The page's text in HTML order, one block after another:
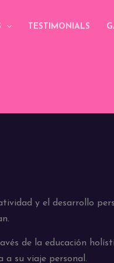
TESTIMONIALS
y el desarrollo
de la educación
a su viaje personal.